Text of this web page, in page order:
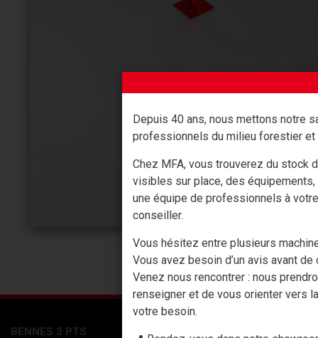
BENNES 3 PTS ACCESSOIRES
Depuis 40 ans, nous mettons notre
professionnels du milieu forestier et
Chez MFA, vous trouverez du stock
visibles sur place, des
une équipe de professionnels à
conseiller.
Vous hésitez entre plusieurs
Vous avez besoin d’un avis avant de
Venez nous rencontrer : nous
renseigner et de vous orienter vers
votre besoin.